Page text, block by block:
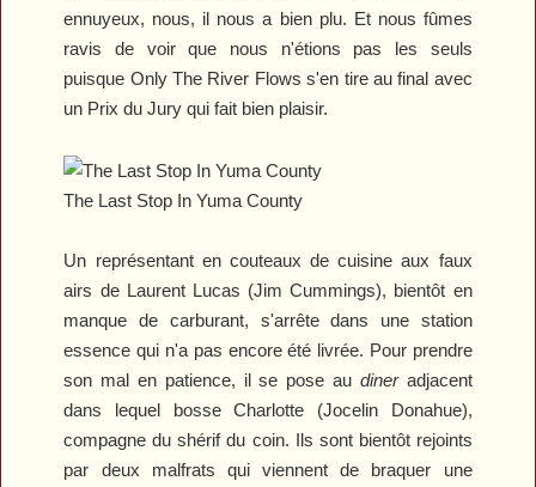
ennuyeux, nous, il nous a bien plu. Et nous fûmes
ravis de voir que nous n'étions pas les seuls
puisque Only The River Flows s'en tire au final avec
un Prix du Jury qui fait bien plaisir.
The Last Stop In Yuma County
Un représentant en couteaux de cuisine aux faux
airs de Laurent Lucas (Jim Cummings), bientôt en
manque de carburant, s'arrête dans une station
essence qui n'a pas encore été livrée. Pour prendre
son mal en patience, il se pose au dineradjacent
dans lequel bosse Charlotte (Jocelin Donahue),
compagne du shérif du coin. Ils sont bientôt rejoints
par deux malfrats qui viennent de braquer une